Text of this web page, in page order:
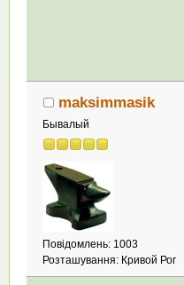
maksimmasik
Бывалый
Повідомлень: 1003
Розташування: Кривой Рог